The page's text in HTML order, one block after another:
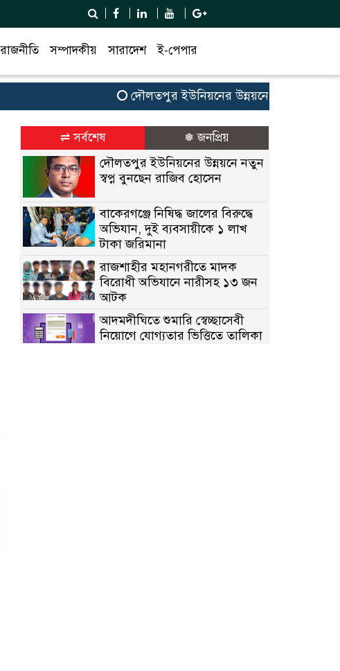
রাজনীতি সম্পাদকীয় সারাদেশ ই-পেপার
দৌলতপুর ইউনিয়নের উন্নয়নে নতুন স্বপ্ন বুনছেন
⇌ সর্বশেষ ❅ জনপ্রিয়
দৌলতপুর ইউনিয়নের উন্নয়নে নতুন
স্বপ্ন বুনছেন রাজিব হোসেন
বাকেরগঞ্জে নিষিদ্ধ জালের বিরুদ্ধে
অভিযান, দুই ব্যবসায়ীকে ১ লাখ
টাকা জরিমানা
রাজশাহীর মহানগরীতে মাদক
বিরোধী অভিযানে নারীসহ ১৩ জন
আটক
আদমদীঘিতে শুমারি স্বেচ্ছাসেবী
নিয়োগে যোগ্যতার ভিত্তিতে তালিকা